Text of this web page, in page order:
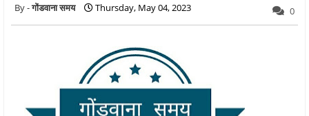
गोंडवाना समय Thursday, May 04, 2023 0